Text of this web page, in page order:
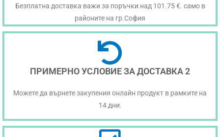
Безплатна доставка важи за поръчки над 101.75 €. само в
районите на гр.София
ПРИМЕРНО УСЛОВИЕ ЗА ДОСТАВКА 2
Можете да върнете закупения онлайн продукт в рамките на
14 дни.